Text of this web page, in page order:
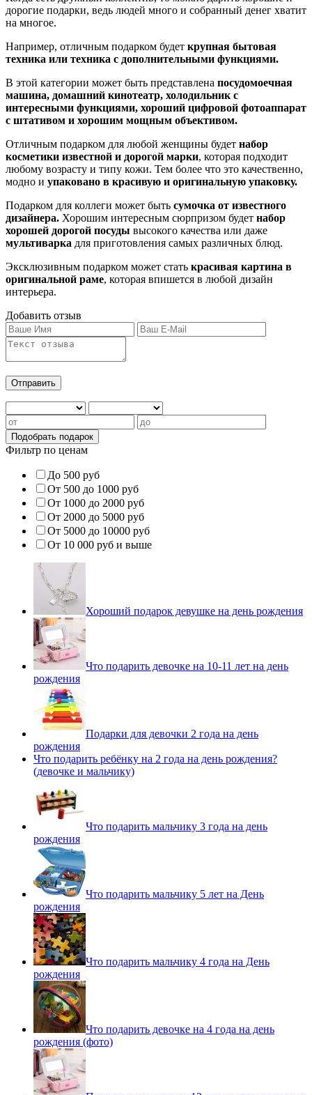
дорогие подарки, ведь людей много и собранный денег хватит
на многое.
Например, отличным подарком будет крупная бытовая
техника или техника с дополнительными функциями.
В этой категории может быть представлена посудомоечная
машина, домашний кинотеатр, холодильник с
интересными функциями, хороший цифровой фотоаппарат
с штативом и хорошим мощным объективом.
Отличным подарком для любой женщины будет набор
косметики известной и дорогой марки, которая подходит
любому возрасту и типу кожи. Тем более что это качественно,
модно и упаковано в красивую и оригинальную упаковку.
Подарком для коллеги может быть сумочка от известного
дизайнера. Хорошим интересным сюрпризом будет набор
хорошей дорогой посуды высокого качества или даже
мультиварка для приготовления самых различных блюд.
Эксклюзивным подарком может стать красивая картина в
оригинальной раме, которая впишется в любой дизайн
интерьера.
Добавить отзыв
Фильтр по ценам
До 500 руб
От 500 до 1000 руб
От 1000 до 2000 руб
От 2000 до 5000 руб
От 5000 до 10000 руб
От 10 000 руб и выше
Хороший подарок девушке на день рождения
Что подарить девочке на 10-11 лет на день
рождения
Подарки для девочки 2 года на день
рождения
Что подарить ребёнку на 2 года на день рождения?
(девочке и мальчику)
Что подарить мальчику 3 года на день
рождения
Что подарить мальчику 5 лет на День
рождения
Что подарить мальчику 4 года на День
рождения
Что подарить девочке на 4 года на день
рождения (фото)